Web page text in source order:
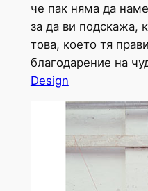
че пак няма да
за да ви подскажа,
това, което тя
благодарение на
Design